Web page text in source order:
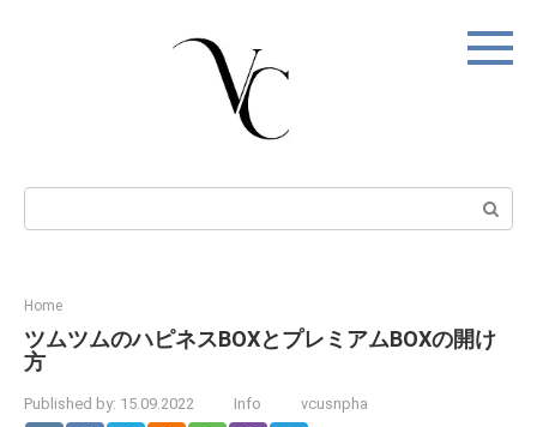
Search:
Home
ツムツムのハピネスBOXとプレミアムBOXの開け
方
Published by: 15.09.2022 Info vcusnpha